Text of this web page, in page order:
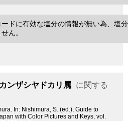
ードに有効な塩分の情報が無い為、塩
ん。
カンザシヤドカリ属 に関する
In: Nishimura, S. (ed.), Guide to
with Color Pictures and Keys, vol.